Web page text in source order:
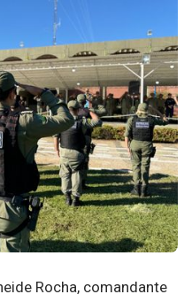
Rocha, comandante